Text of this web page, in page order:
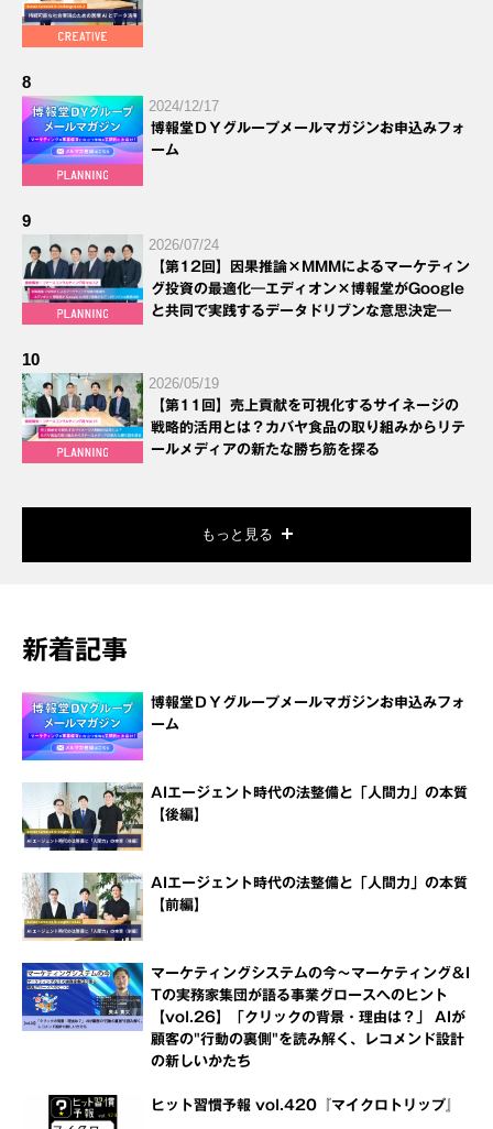
8
2024/12/17
博報堂ＤＹグループメールマガジンお申込みフォ
ーム
9
2026/07/24
【第12回】因果推論×MMMによるマーケティン
グ投資の最適化―エディオン×博報堂がGoogle
と共同で実践するデータドリブンな意思決定―
10
2026/05/19
【第11回】売上貢献を可視化するサイネージの
戦略的活用とは？カバヤ食品の取り組みからリテ
ールメディアの新たな勝ち筋を探る
もっと見る
新着記事
博報堂ＤＹグループメールマガジンお申込みフォ
ーム
AIエージェント時代の法整備と「人間力」の本質
【後編】
AIエージェント時代の法整備と「人間力」の本質
【前編】
マーケティングシステムの今～マーケティング＆I
Tの実務家集団が語る事業グロースへのヒント
【vol.26】「クリックの背景・理由は？」 AIが
顧客の"行動の裏側"を読み解く、レコメンド設計
の新しいかたち
ヒット習慣予報 vol.420『マイクロトリップ』